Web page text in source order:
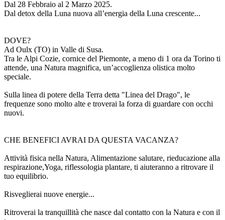
Dal 28 Febbraio al 2 Marzo 2025.
Dal detox della Luna nuova all’energia della Luna crescente...
DOVE?
Ad Oulx (TO) in Valle di Susa.
Tra le Alpi Cozie, cornice del Piemonte, a meno di 1 ora da Torino ti
attende, una Natura magnifica, un’accoglienza olistica molto
speciale.
Sulla linea di potere della Terra detta "Linea del Drago", le
frequenze sono molto alte e troverai la forza di guardare con occhi
nuovi.
CHE BENEFICI AVRAI DA QUESTA VACANZA?
Attività fisica nella Natura, Alimentazione salutare, rieducazione alla
respirazione,Yoga, riflessologia plantare, ti aiuteranno a ritrovare il
tuo equilibrio.
Risveglierai nuove energie...
Ritroverai la tranquillità che nasce dal contatto con la Natura e con il